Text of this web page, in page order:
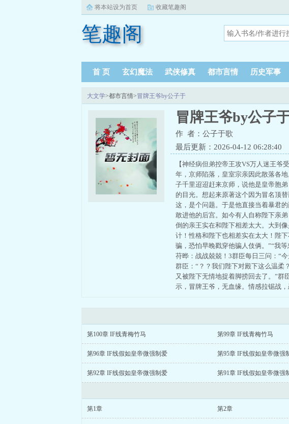
将本站设为首页 收藏笔趣阁
笔趣阁
首 页 玄幻魔法 武侠修真 都市言情 历史军事
大文学>都市言情>冒牌王爷by公子于
冒牌王爷by公子
作 者：公子于歌
最后更新：2026-04-12 06:28:40
【神经病但弟控帝王攻VS万人迷王
年，京师陷落，皇室宗亲因此散落各
子千里迢迢赶来京师，说他是皇帝胞
的目光。想起来原著这个因为冒名顶
这，是个问题。于是他直接当着暴君
敢进他的后宫。如今有人自称陛下亲
倒的亲王实在和陛下相差太大。大到
计！性格和陛下也相差实在太大！陛
骗，恐怕早晚戳穿他骗人伎俩。”“我
苻晔：战战兢兢！3群臣每日三问：“
群臣：“？？我们陛下对殿下这么温柔
又被陛下无情地捉着脚捞回去了。”
示，冒牌王爷，无血缘。情感拉锯战
第100章 IF线青梅竹马 第99章 IF线青梅竹马
第96章 IF线假如皇帝微强制爱 第95章 IF线假如皇帝微强
第92章 IF线假如皇帝微强制爱 第91章 IF线假如皇帝微强
第1章 第2章